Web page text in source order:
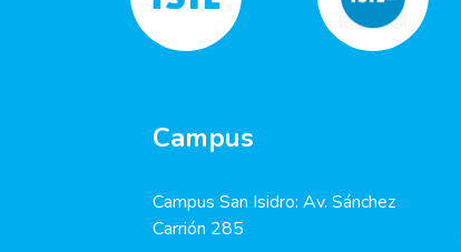
Campus
Campus San Isidro: Av. Sánchez
Carrión 285